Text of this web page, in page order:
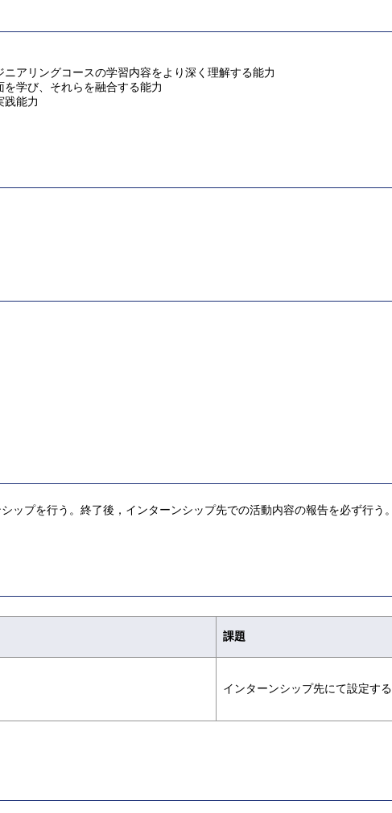
アリングコースの学習内容をより深く理解する能力
学び、それらを融合する能力
践能力
ップを行う。終了後，インターンシップ先での活動内容の報告を必ず行う。
課題
インターンシップ先にて設定する